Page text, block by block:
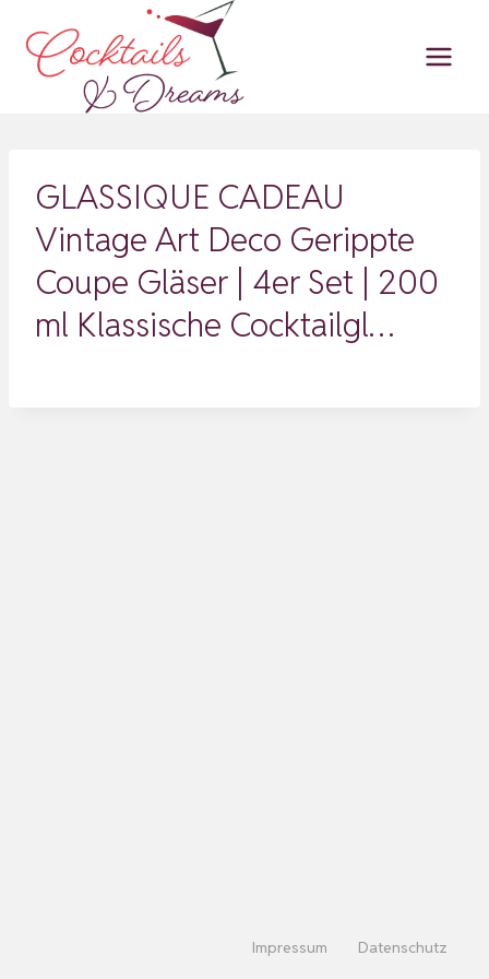
Inhalt
springen
GLASSIQUE CADEAU
Vintage Art Deco Gerippte
Coupe Gläser | 4er Set | 200
ml Klassische Cocktailgl…
Impressum Datenschutz